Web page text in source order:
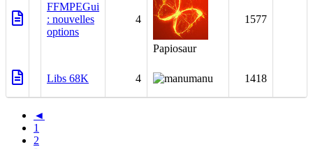
FFMPEGui
: nouvelles
options
4
Papiosaur
1577
Libs 68K 4 manu 1418
◄
1
2